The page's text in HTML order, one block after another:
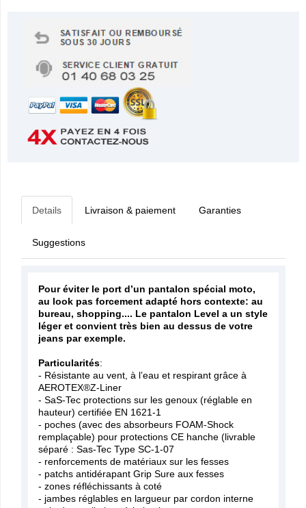
Details Livraison & paiement Garanties
Suggestions
Pour éviter le port d’un pantalon spécial moto,
au look pas forcement adapté hors contexte: au
bureau, shopping.... Le pantalon Level a un style
léger et convient très bien au dessus de votre
jeans par exemple.
Particularités:
- Résistante au vent, à l’eau et respirant grâce à
AEROTEX®Z-Liner
- SaS-Tec protections sur les genoux (réglable en
hauteur) certifiée EN 1621-1
- poches (avec des absorbeurs FOAM-Shock
remplaçable) pour protections CE hanche (livrable
séparé : Sas-Tec Type SC-1-07
- renforcements de matériaux sur les fesses
- patchs antidérapant Grip Sure aux fesses
- zones réfléchissants à coté
- jambes réglables en largueur par cordon interne